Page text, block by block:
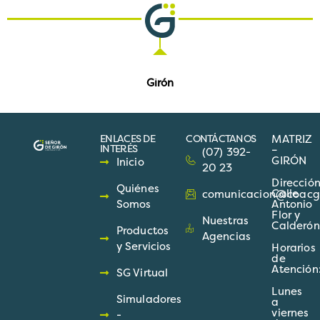
Girón
ENLACES DE
INTERÉS
Inicio
Quiénes
Somos
Productos
y Servicios
SG Virtual
Simuladores
-
CONTÁCTANOS
(07) 392-
20 23
Nuestras
Agencias
MATRIZ
–
GIRÓN
Calle
Antonio
Flor y
Calderón
Horarios
de
Lunes
a
viernes